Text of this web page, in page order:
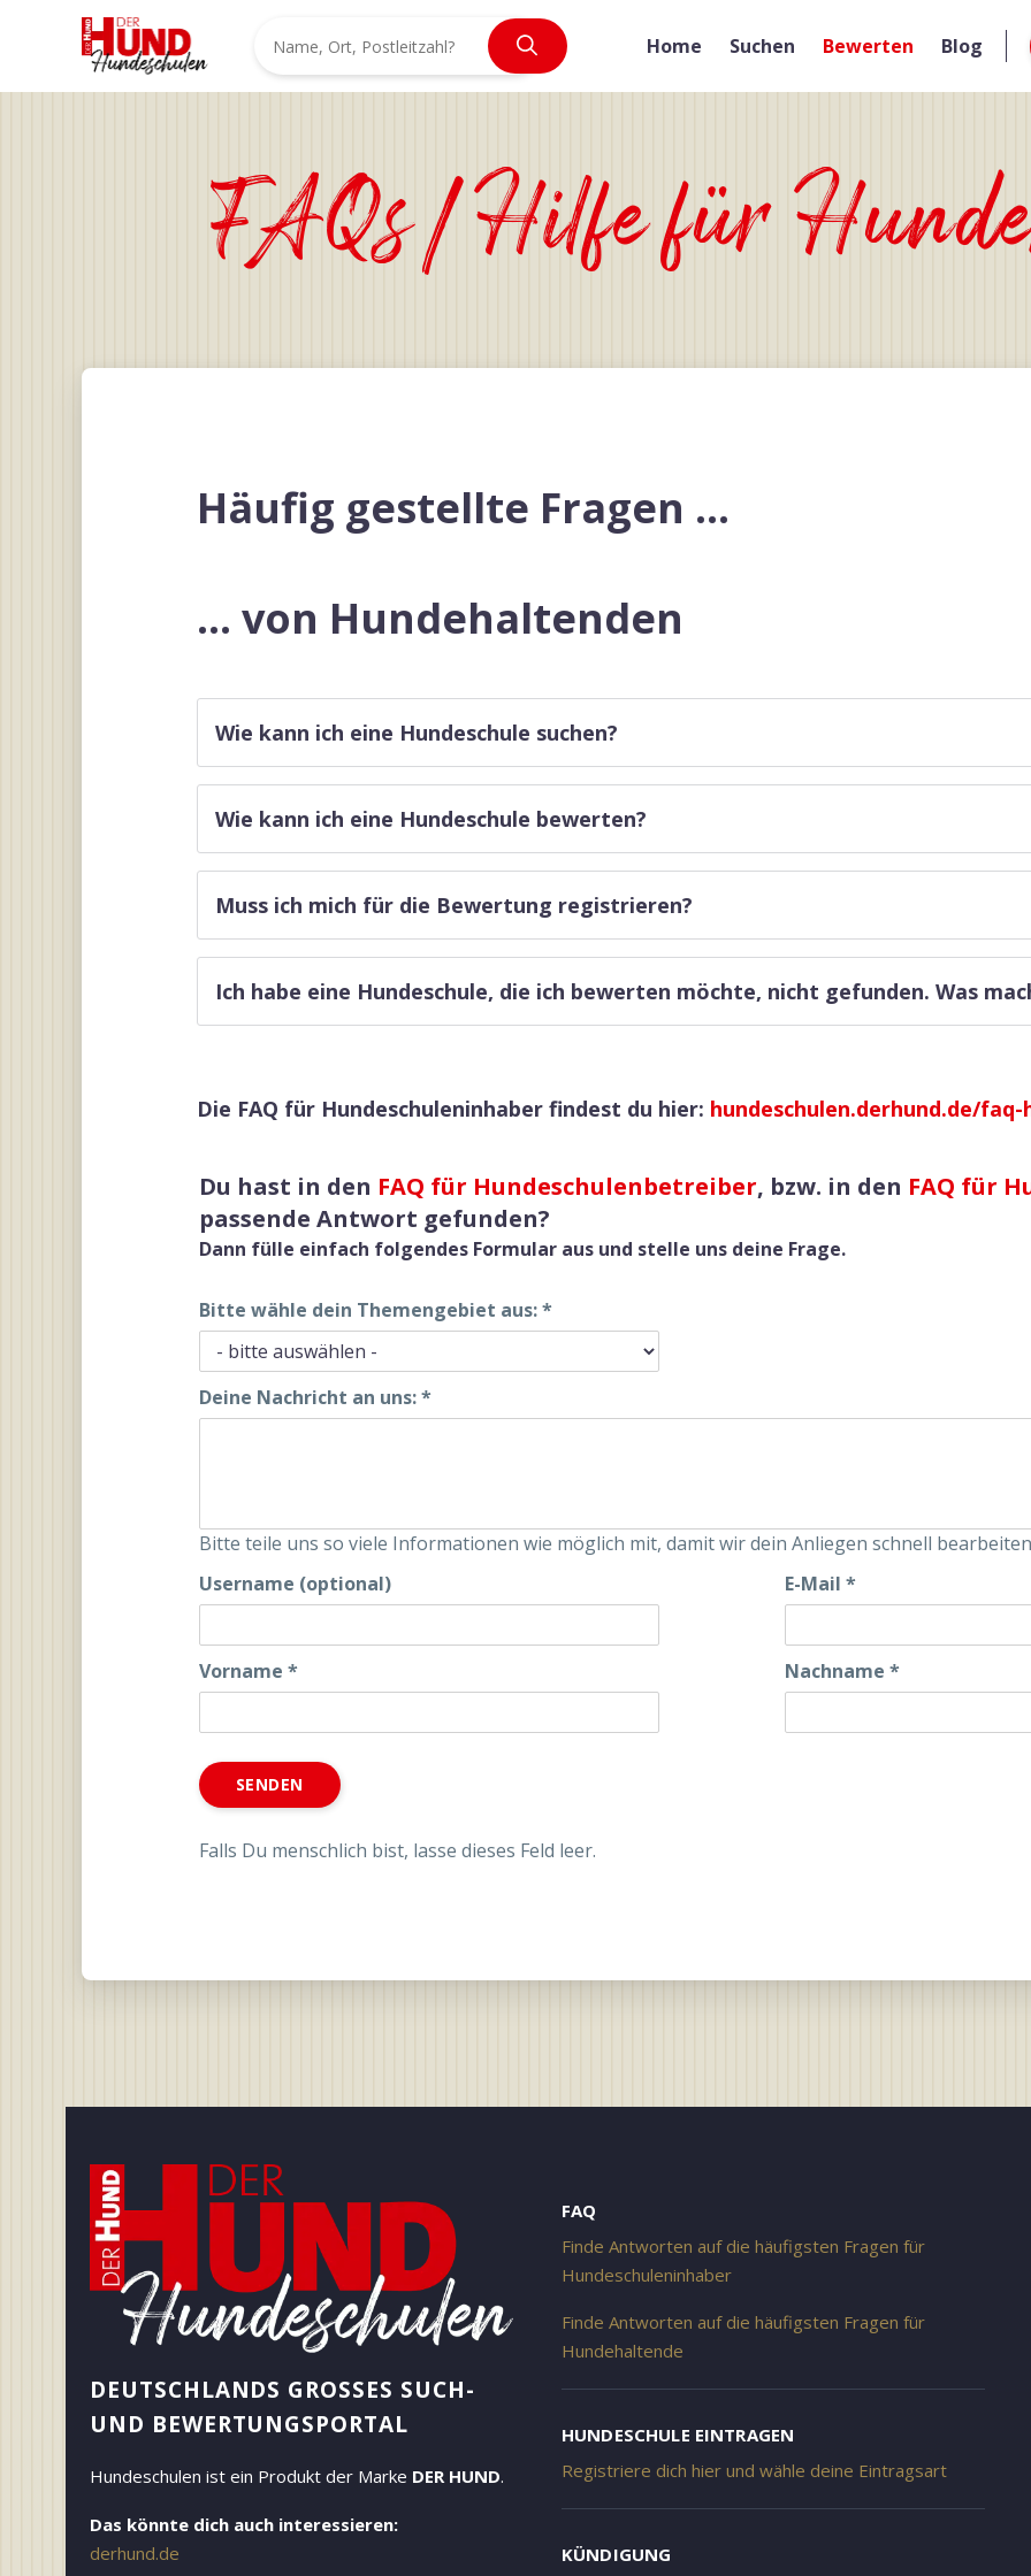
Home Suchen Bewerten Blog
FAQs/Hilfe für
Häufig gestellte Fragen …
… von Hundehaltenden
Wie kann ich eine Hundeschule suchen?
Wie kann ich eine Hundeschule bewerten?
Muss ich mich für die Bewertung registrieren?
Ich habe eine Hundeschule, die ich bewerten möchte, nicht gefunden. Was
Die FAQ für Hundeschuleninhaber findest du hier: hundeschulen.derhund.de/faq-
Du hast in den FAQ für Hundeschulenbetreiber, bzw. in den FAQ für
passende Antwort gefunden?
Dann fülle einfach folgendes Formular aus und stelle uns deine Frage.
Bitte wähle dein Themengebiet aus:*
Deine Nachricht an uns:*
Bitte teile uns so viele Informationen wie möglich mit, damit wir dein Anliegen schnell
Username (optional)
E-Mail *
Vorname * Nachname *
Falls Du menschlich bist, lasse dieses Feld leer.
DEUTSCHLANDS GROSSES SUCH- U
ND BEWERTUNGSPORTAL
Hundeschulen ist ein Produkt der Marke DER HUND.
Das könnte dich auch interessieren:
derhund.de
FAQ
Finde Antworten auf die häufigsten Fragen für
Hundeschuleninhaber
Finde Antworten auf die häufigsten Fragen für
Hundehaltende
HUNDESCHULE EINTRAGEN
Registriere dich hier und wähle deine Eintragsart
KÜNDIGUNG